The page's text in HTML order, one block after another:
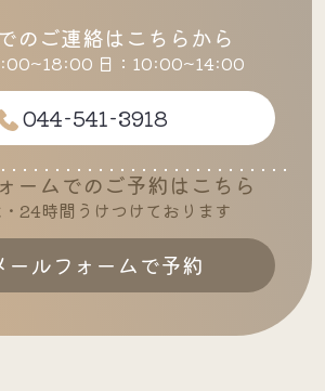
のご連絡はこちらから
日：10:00~14:00
044-541-3918
ームでのご予約はこちら
24時間うけつけております
ールフォームで予約